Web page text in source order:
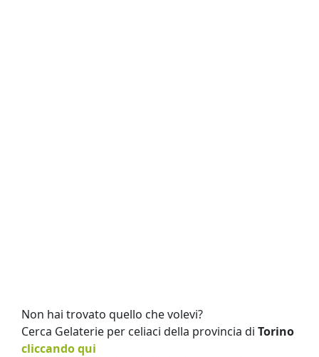
Non hai trovato quello che volevi?
Cerca Gelaterie per celiaci della provincia di Torino
cliccando qui